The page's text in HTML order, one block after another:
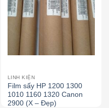
LINH KIỆN
Film sấy HP 1200 1300
1010 1160 1320 Canon
2900 (X – Đẹp)